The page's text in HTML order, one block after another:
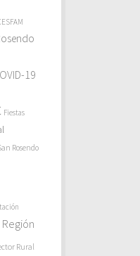
19
Fiestas
Rosendo
Región
Rural